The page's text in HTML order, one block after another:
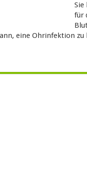
Sie
für
eine Ohrinfektion